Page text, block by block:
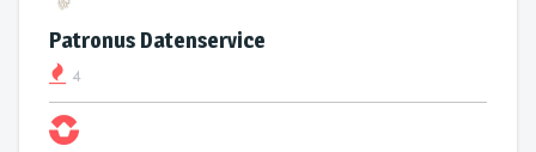
Patronus Datenservice
4